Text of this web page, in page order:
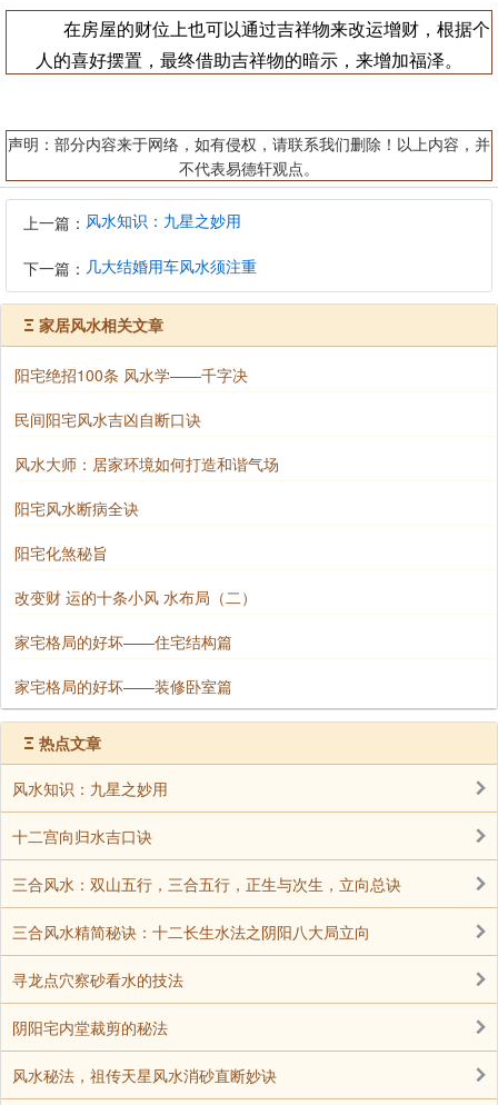
在房屋的财位上也可以通过吉祥物来改运增财，根据个
人的喜好摆置，最终借助吉祥物的暗示，来增加福泽。
声明：部分内容来于网络，如有侵权，请联系我们删除！以上内容，并
不代表易德轩观点。
上一篇： 风水知识：九星之妙用
下一篇： 几大结婚用车风水须注重
Ξ 家居风水相关文章
阳宅绝招100条 风水学——千字决
民间阳宅风水吉凶自断口诀
风水大师：居家环境如何打造和谐气场
阳宅风水断病全诀
阳宅化煞秘旨
改变财 运的十条小风 水布局（二）
家宅格局的好坏——住宅结构篇
家宅格局的好坏——装修卧室篇
Ξ 热点文章
风水知识：九星之妙用
十二宫向归水吉口诀
三合风水：双山五行，三合五行，正生与次生，立向总诀
三合风水精简秘诀：十二长生水法之阴阳八大局立向
寻龙点穴察砂看水的技法
阴阳宅内堂裁剪的秘法
风水秘法，祖传天星风水消砂直断妙诀